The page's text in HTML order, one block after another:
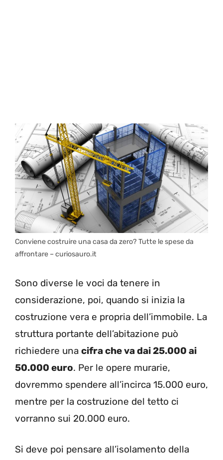
Conviene costruire una casa da zero? Tutte le spese da
affrontare – curiosauro.it
Sono diverse le voci da tenere in
considerazione, poi, quando si inizia la
costruzione vera e propria dell’immobile. La
struttura portante dell’abitazione può
richiedere una cifra che va dai 25.000 ai
50.000 euro. Per le opere murarie,
dovremmo spendere all’incirca 15.000 euro,
mentre per la costruzione del tetto ci
vorranno sui 20.000 euro.
Si deve poi pensare all’isolamento della